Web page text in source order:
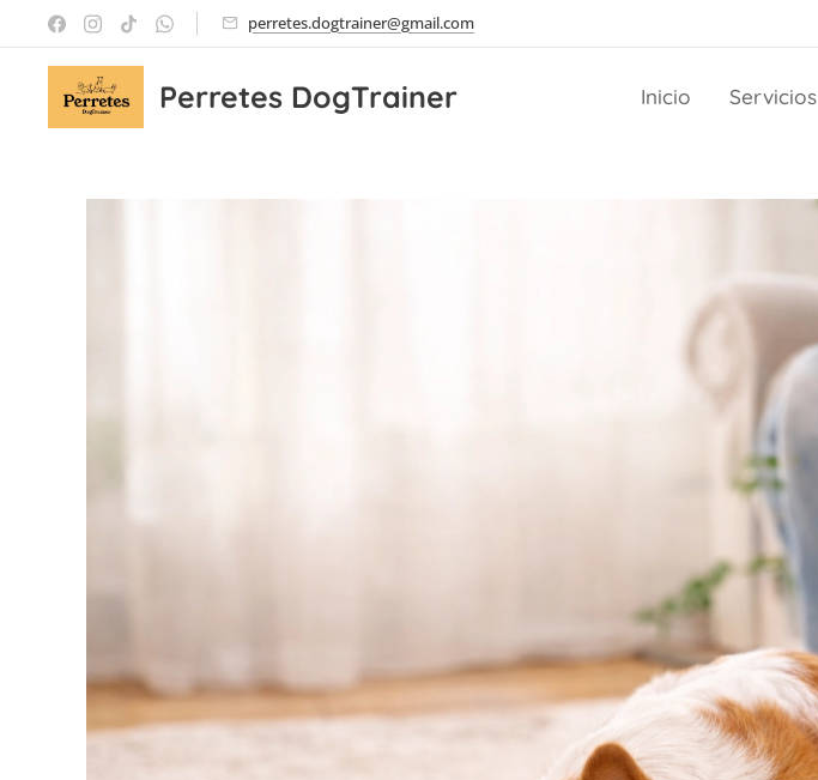
perretes.dogtrainer@gmail.com
Perretes DogTrainer Inicio Servicios